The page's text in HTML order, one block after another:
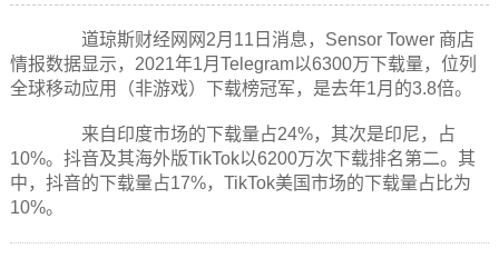
道琼斯财经网网2月11日消息，Sensor Tower 商店
情报数据显示，2021年1月Telegram以6300万下载量，位列
全球移动应用（非游戏）下载榜冠军，是去年1月的3.8倍。
来自印度市场的下载量占24%，其次是印尼，占
10%。抖音及其海外版TikTok以6200万次下载排名第二。其
中，抖音的下载量占17%，TikTok美国市场的下载量占比为
10%。